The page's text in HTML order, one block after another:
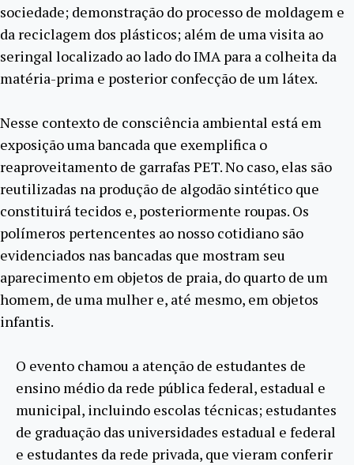
sociedade; demonstração do processo de moldagem e
da reciclagem dos plásticos; além de uma visita ao
seringal localizado ao lado do IMA para a colheita da
matéria-prima e posterior confecção de um látex.
Nesse contexto de consciência ambiental está em
exposição uma bancada que exemplifica o
reaproveitamento de garrafas PET. No caso, elas são
reutilizadas na produção de algodão sintético que
constituirá tecidos e, posteriormente roupas. Os
polímeros pertencentes ao nosso cotidiano são
evidenciados nas bancadas que mostram seu
aparecimento em objetos de praia, do quarto de um
homem, de uma mulher e, até mesmo, em objetos
infantis.
O evento chamou a atenção de estudantes de
ensino médio da rede pública federal, estadual e
municipal, incluindo escolas técnicas; estudantes
de graduação das universidades estadual e federal
e estudantes da rede privada, que vieram conferir